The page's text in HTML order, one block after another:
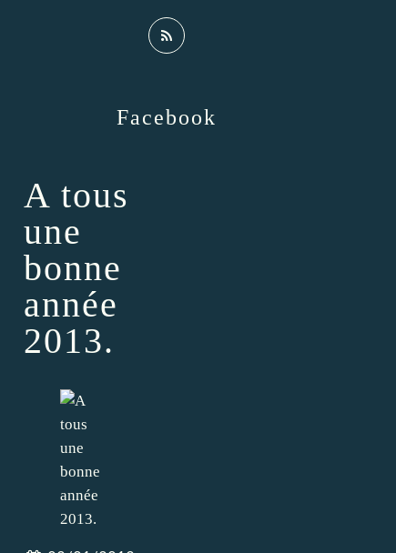
Facebook
A tous
une
bonne
année
2013.